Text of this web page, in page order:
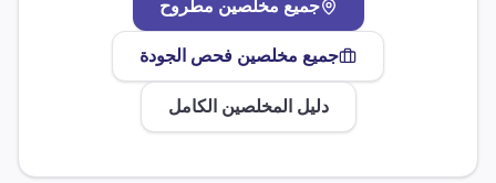
جميع مخلصين مطروح
جميع مخلصين فحص الجودة
دليل المخلصين الكامل